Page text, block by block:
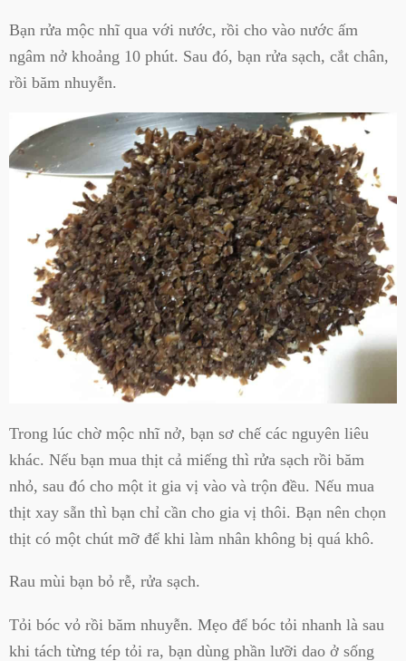
Bạn rửa mộc nhĩ qua với nước, rồi cho vào nước ấm
ngâm nở khoảng 10 phút. Sau đó, bạn rửa sạch, cắt chân,
rồi băm nhuyễn.
Trong lúc chờ mộc nhĩ nở, bạn sơ chế các nguyên liêu
khác. Nếu bạn mua thịt cả miếng thì rửa sạch rồi băm
nhỏ, sau đó cho một it gia vị vào và trộn đều. Nếu mua
thịt xay sẵn thì bạn chỉ cần cho gia vị thôi. Bạn nên chọn
thịt có một chút mỡ để khi làm nhân không bị quá khô.
Rau mùi bạn bỏ rễ, rửa sạch.
Tỏi bóc vỏ rồi băm nhuyễn. Mẹo để bóc tỏi nhanh là sau
khi tách từng tép tỏi ra, bạn dùng phần lưỡi dao ở sống